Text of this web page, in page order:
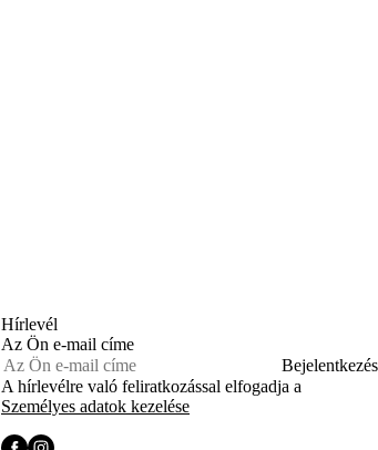
Hírlevél
Az Ön e-mail címe
Bejelentkezés
A hírlevélre való feliratkozással elfogadja a
Személyes adatok kezelése